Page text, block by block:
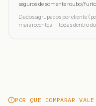
seguros de somente roubo/
Dados agrupados por cliente
mais recentes — todas dentro
POR QUE COMPARAR